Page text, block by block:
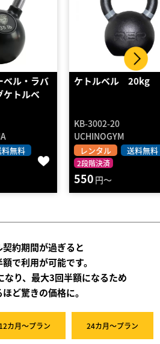
バ
ケトルベル 20kg
KB-3002-20
UCHINOGYM
レンタル 送料無料
2段階決済
円～
契約期間が過ぎると
で利用が可能です。
なり、最大3回半額になるため
ど驚きの価格に。
12カ月～プラン 24カ月～プラン